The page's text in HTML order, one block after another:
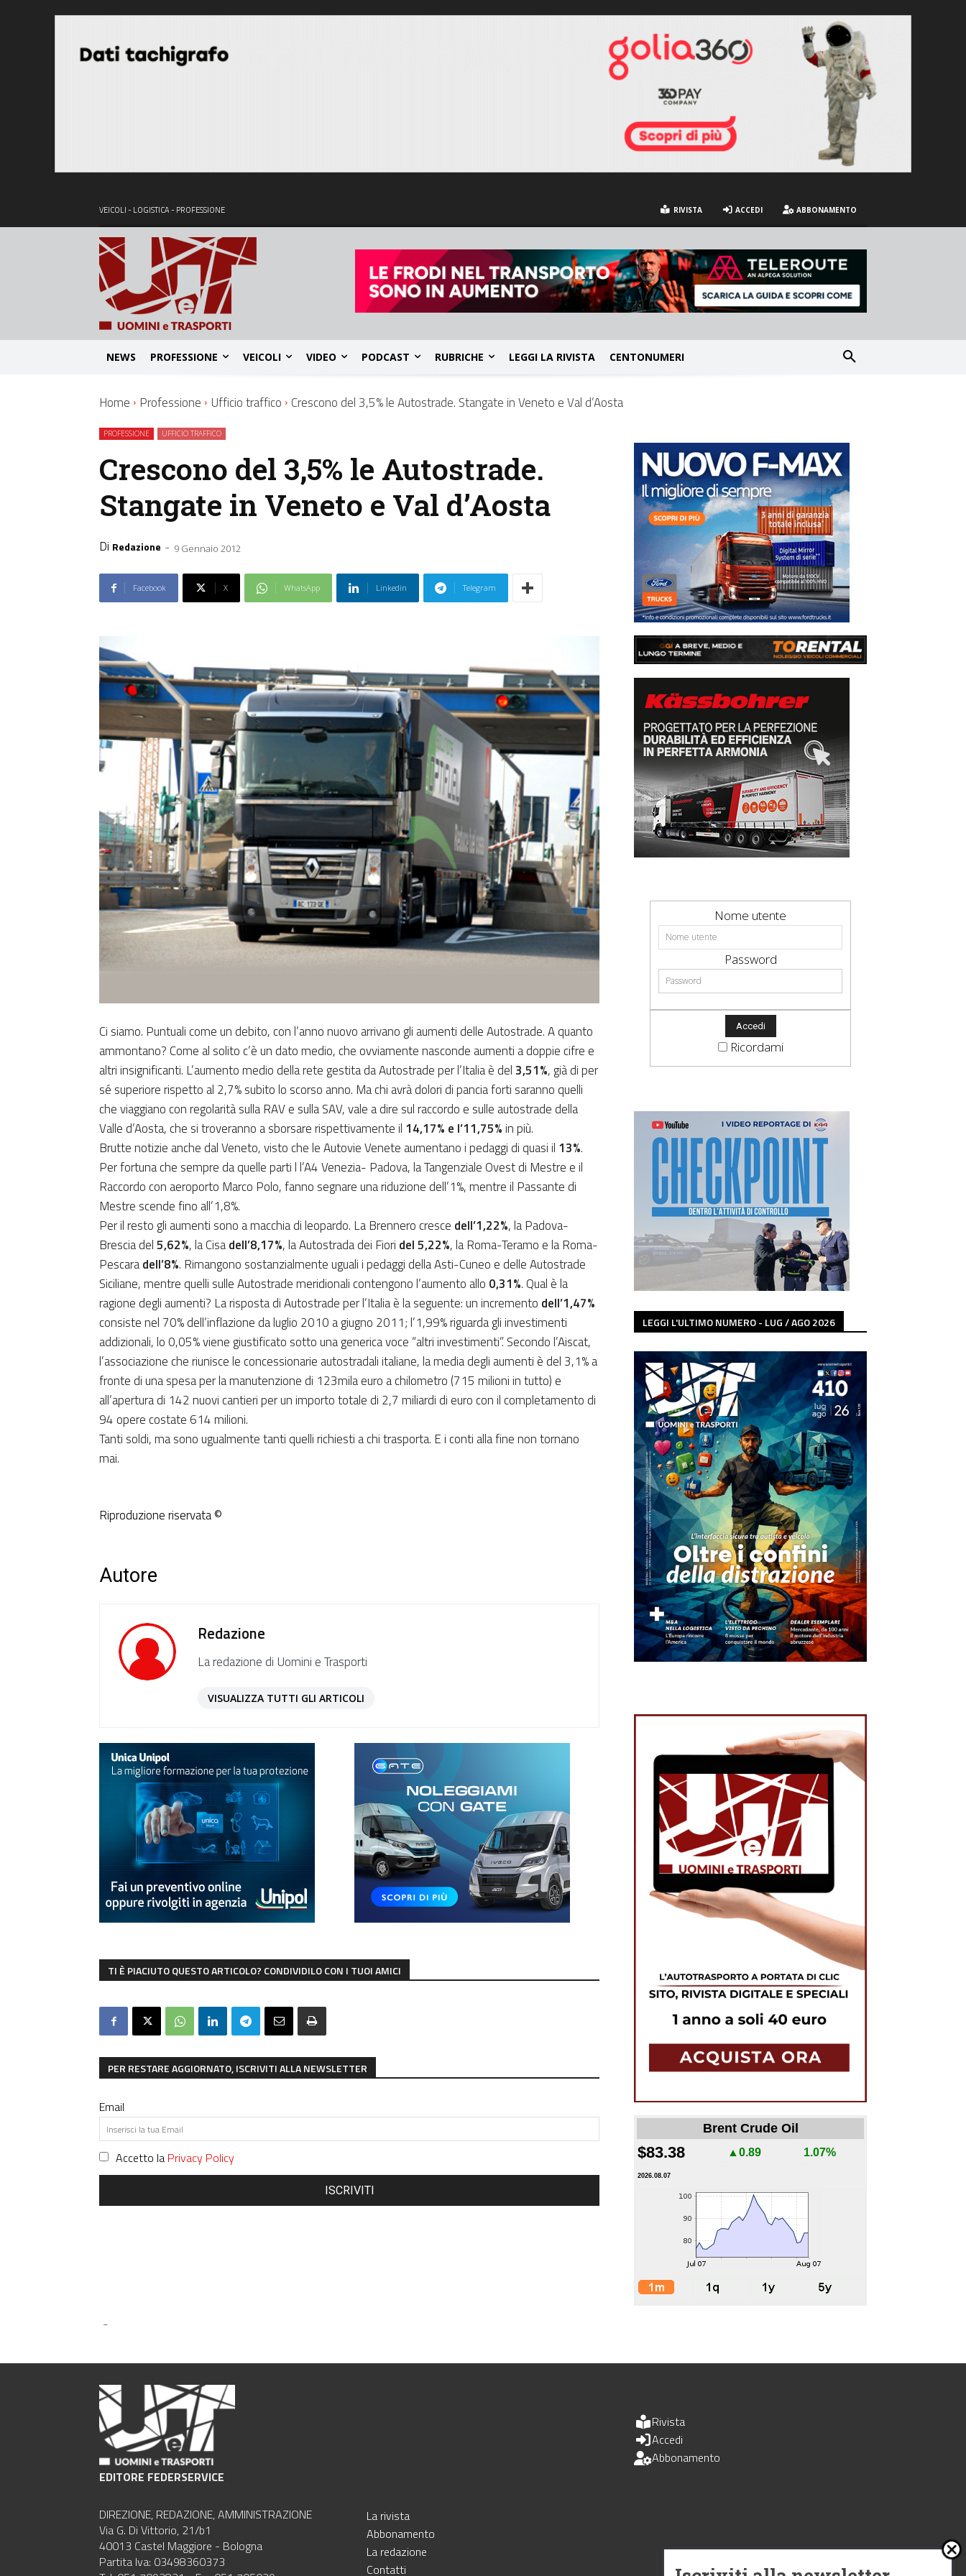
VEICOLI - LOGISTICA - PROFESSIONE RIVISTA ACCEDI ABBONAMENTO
NEWS PROFESSIONE VEICOLI VIDEO PODCAST RUBRICHE LEGGI LA RIVISTA CENTONUMERI
Home Professione Ufficio traffico Crescono del 3,5% le Autostrade. Stangate in Veneto e Val d’Aosta
PROFESSIONE UFFICIO TRAFFICO
Crescono del 3,5% le Autostrade.
Stangate in Veneto e Val d’Aosta
Di Redazione - 9 Gennaio 2012
Facebook X WhatsApp Linkedin Telegram
Ci siamo. Puntuali come un debito, con l’anno nuovo arrivano gli aumenti delle Autostrade. A quanto
ammontano? Come al solito c’è un dato medio, che ovviamente nasconde aumenti a doppie cifre e
altri insignificanti. L’aumento medio della rete gestita da Autostrade per l’Italia è del3,51%, già di per
sé superiore rispetto al 2,7% subito lo scorso anno. Ma chi avrà dolori di pancia forti saranno quelli
che viaggiano con regolarità sulla RAV e sulla SAV, vale a dire sul raccordo e sulle autostrade della
Valle d’Aosta, che si troveranno a sborsare rispettivamente il 14,17% e l’11,75%in più.
Brutte notizie anche dal Veneto, visto che le Autovie Venete aumentano i pedaggi di quasi il 13%.
Per fortuna che sempre da quelle parti l l’A4 Venezia- Padova, la Tangenziale Ovest di Mestre e il
Raccordo con aeroporto Marco Polo, fanno segnare una riduzione dell’1%, mentre il Passante di
Mestre scende fino all’1,8%.
Per il resto gli aumenti sono a macchia di leopardo. La Brennero cresce dell’1,22%, la Padova-
Brescia del5,62%, la Cisadell’8,17%, la Autostrada dei Fiori del 5,22%, la Roma-Teramo e la Roma-
Pescaradell’8%. Rimangono sostanzialmente uguali i pedaggi della Asti-Cuneo e delle Autostrade
Siciliane, mentre quelli sulle Autostrade meridionali contengono l’aumento allo 0,31%. Qual è la
ragione degli aumenti? La risposta di Autostrade per l’Italia è la seguente: un incremento dell’1,47%
consiste nel 70% dell’inflazione da luglio 2010 a giugno 2011; l’1,99% riguarda gli investimenti
addizionali, lo 0,05% viene giustificato sotto una generica voce “altri investimenti”. Secondo l’Aiscat,
l’associazione che riunisce le concessionarie autostradali italiane, la media degli aumenti è del 3,1% a
fronte di una spesa per la manutenzione di 123mila euro a chilometro (715 milioni in tutto) e
all’apertura di 142 nuovi cantieri per un importo totale di 2,7 miliardi di euro con il completamento di
94 opere costate 614 milioni.
Tanti soldi, ma sono ugualmente tanti quelli richiesti a chi trasporta. E i conti alla fine non tornano
mai.
Riproduzione riservata ©
Autore
Redazione
La redazione di Uomini e Trasporti
VISUALIZZA TUTTI GLI ARTICOLI
TI È PIACIUTO QUESTO ARTICOLO? CONDIVIDILO CON I TUOI AMICI
PER RESTARE AGGIORNATO, ISCRIVITI ALLA NEWSLETTER
Email
Accetto la Privacy Policy
ISCRIVITI
Nome utente
Password
Ricordami
LEGGI L'ULTIMO NUMERO - LUG / AGO 2026
Brent Crude Oil
$83.38 ▲0.89 1.07%
2026.08.07
-
EDITORE FEDERSERVICE
DIREZIONE, REDAZIONE, AMMINISTRAZIONE
Via G. Di Vittorio, 21/b1
40013 Castel Maggiore - Bologna
Partita Iva: 03498360373
La rivista
Abbonamento
La redazione
Contatti
Rivista
Accedi
Abbonamento